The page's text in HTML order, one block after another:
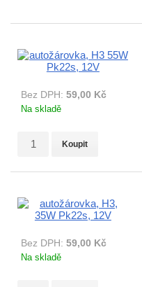
Bez DPH: 59,00 Kč
Na skladě
Koupit
Bez DPH: 59,00 Kč
Na skladě